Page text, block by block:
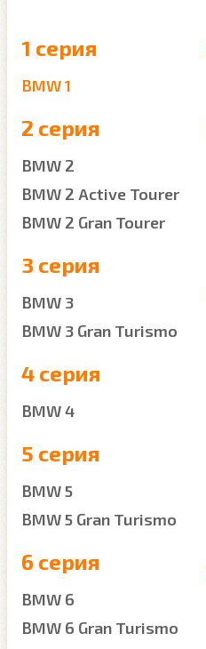
1 серия
BMW 1
2 серия
BMW 2
BMW 2 Active Tourer
BMW 2 Gran Tourer
3 серия
BMW 3
BMW 3 Gran Turismo
4 серия
BMW 4
5 серия
BMW 5
BMW 5 Gran Turismo
6 серия
BMW 6
BMW 6 Gran Turismo